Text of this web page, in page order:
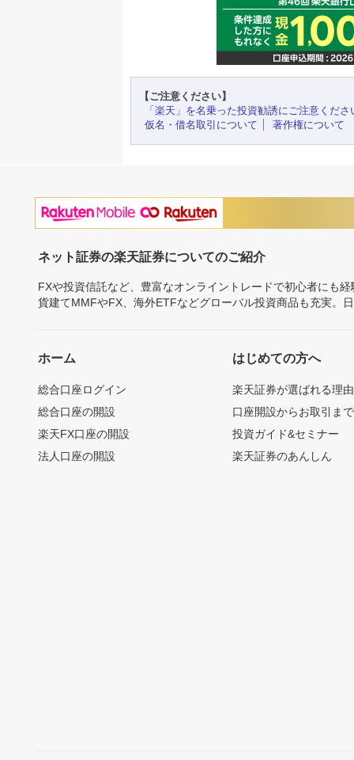
【ご注意ください】
「楽天」を名乗った投資勧誘にご注意くださ
仮名・借名取引について
著作権について
ネット証券の楽天証券についてのご紹介
FXや投資信託など、豊富なオンライントレードで初心者にも
貨建てMMFやFX、海外ETFなどグローバル投資商品も充実。
ホーム
総合口座ログイン
総合口座の開設
楽天FX口座の開設
法人口座の開設
はじめての方へ
楽天証券が選ばれる理由
口座開設からお取引ま
投資ガイド&セミナー
楽天証券のあんしん